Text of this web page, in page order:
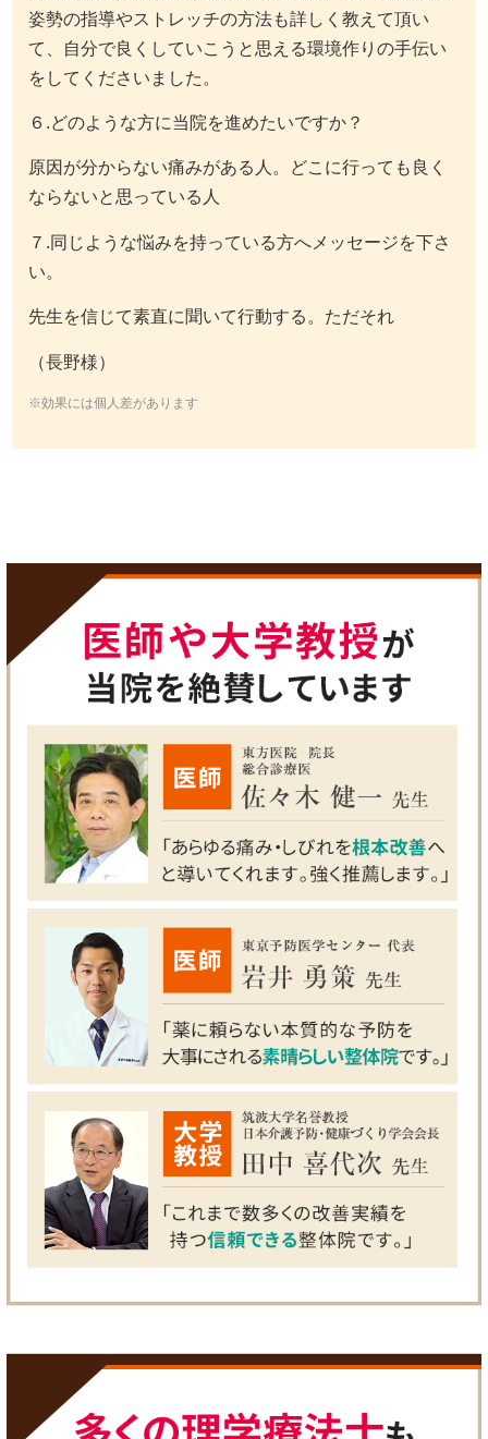
姿勢の指導やストレッチの方法も詳しく教えて頂い
て、自分で良くしていこうと思える環境作りの手伝い
をしてくださいました。
６.どのような方に当院を進めたいですか？
原因が分からない痛みがある人。どこに行っても良く
ならないと思っている人
７.同じような悩みを持っている方へメッセージを下さ
い。
先生を信じて素直に聞いて行動する。ただそれ
（長野様）
※効果には個人差があります